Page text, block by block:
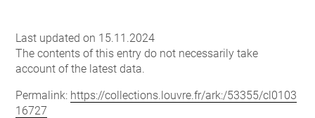
Last updated on 15.11.2024
The contents of this entry do not necessarily take
account of the latest data.
Permalink: https://collections.louvre.fr/ark:/53355/cl0103
16727